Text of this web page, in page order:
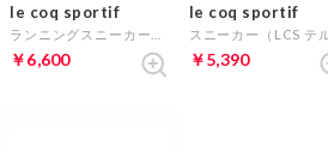
le coq sportif
￥6,600
le coq sportif
￥5,390